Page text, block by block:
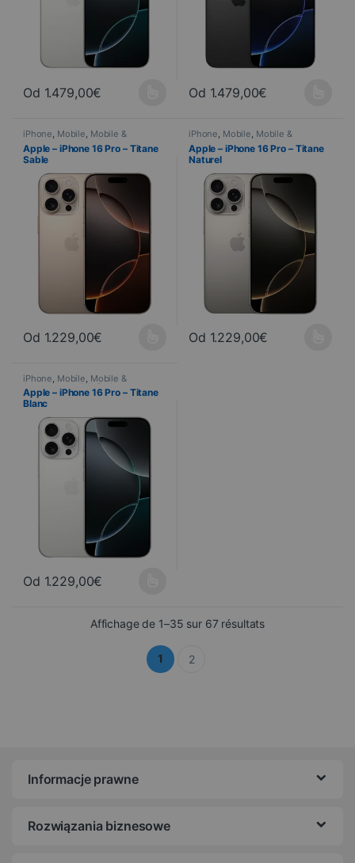
Od 1.479,00€
Ce produit a plusieurs variations. Les options peuvent être
Od 1.479,00€
Ce produit a plusieurs
iPhone, Mobile, Mobile &
Smartphone Telefonia
Apple – iPhone 16 Pro – Titane
Sable
Od 1.229,00€
Ce produit a plusieurs variations. Les options peuvent être
iPhone, Mobile, Mobile &
Smartphone Telefonia
Apple – iPhone 16 Pro – Titane
Naturel
Od 1.229,00€
Ce produit a plusieurs
iPhone Mobile Mobile &
Smartphone Telefonia
Apple – iPhone 16 Pro – Titane
Blanc
Od 1.229,00€
Ce produit a plusieurs variations. Les options peuvent être
Affichage de 1–35 sur 67 résultatsTrié du plus
1 2
Informacje prawne
Rozwiązania biznesowe